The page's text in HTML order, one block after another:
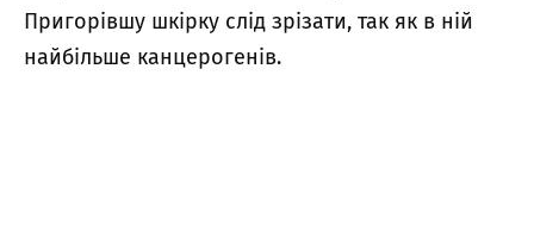
Пригорівшу шкірку слід зрізати, так як в ній
найбільше канцерогенів.